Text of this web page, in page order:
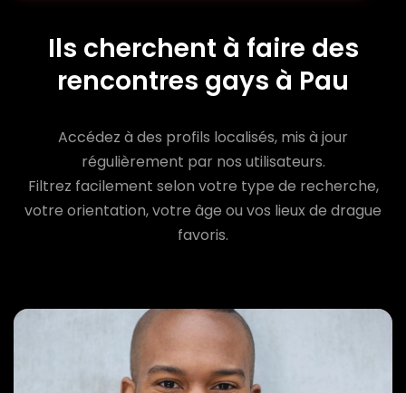
Ils cherchent à faire des
rencontres gays à Pau
Accédez à des profils localisés, mis à jour
régulièrement par nos utilisateurs.
Filtrez facilement selon votre type de recherche,
votre orientation, votre âge ou vos lieux de drague
favoris.